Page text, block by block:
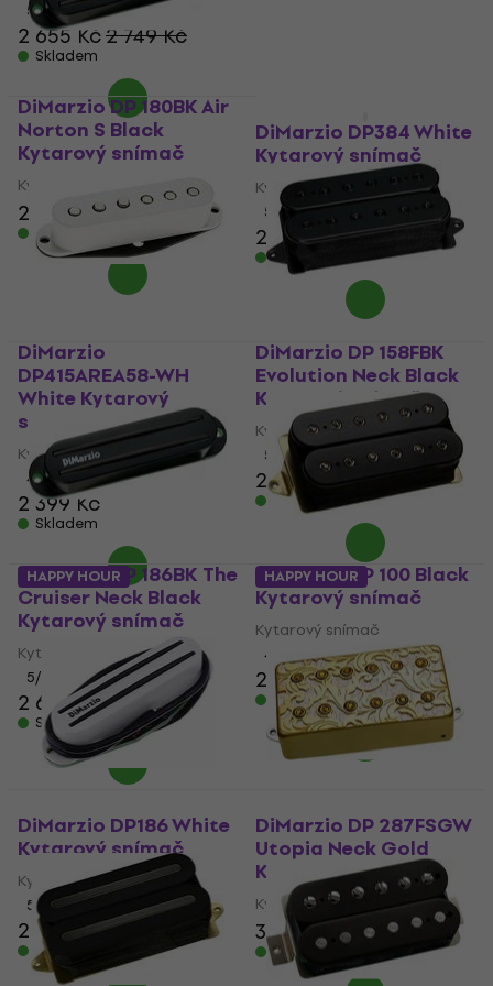
5/5
2 655 Kč2 749 Kč
Skladem
DiMarzio DP 180BK Air
Norton S Black
Kytarový snímač
Kytarový snímač
2 681 Kč2 767 Kč
Skladem
DiMarzio DP384 White
Kytarový snímač
Kytarový snímač
5 /5
2 650 Kč
Skladem
DiMarzio
DP415AREA58-WH
White Kytarový
snímač
Kytarový snímač
4,8 /5
2 399 Kč
Skladem
DiMarzio DP 158FBK
Evolution Neck Black
Kytarový snímač
Kytarový snímač
5 /5
2 899 Kč
Skladem
DiMarzio DP 186BK The
Cruiser Neck Black
Kytarový snímač
Kytarový snímač
5/5
2 671 Kč
Skladem
DiMarzio DP 100 Black
Kytarový snímač
Kytarový snímač
4,9
2 650 Kč
Skladem
HAPPY HOUR
DiMarzio DP186 White
Kytarový snímač
Kytarový snímač
5/5
2 650 Kč
Skladem
HAPPY HOUR
DiMarzio DP 287FSGW
Utopia Neck Gold
Kytarový snímač
Kytarový snímač
3 422 Kč
Skladem